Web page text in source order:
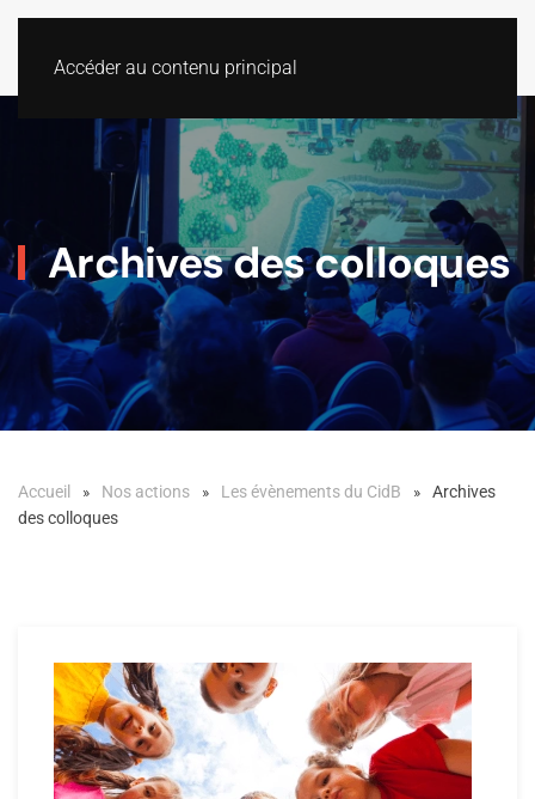
Accéder au contenu principal
Archives des colloques
Accueil Nos actions Les évènements du CidB
Archives
des colloques